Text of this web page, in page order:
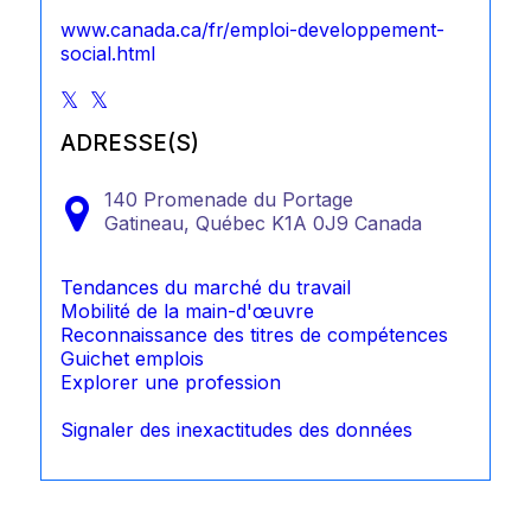
www.canada.ca/fr/emploi-developpement-
social.html
ADRESSE(S)
140 Promenade du Portage
Gatineau, Québec K1A 0J9 Canada
Tendances du marché du travail
Mobilité de la main-d'œuvre
Reconnaissance des titres de compétences
Guichet emplois
Explorer une profession
Signaler des inexactitudes des données